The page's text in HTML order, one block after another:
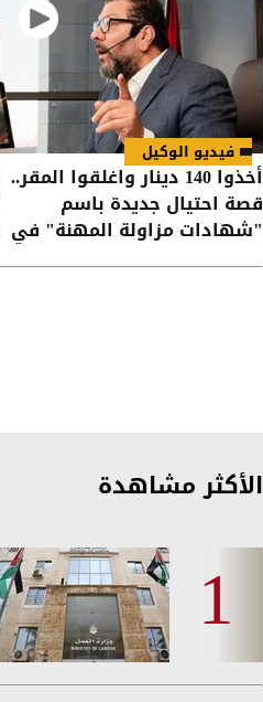
فيديو الوكيل
أخذوا 140 دينار واغلقوا المقر..
قصة احتيال جديدة باسم
"شهادات مزاولة المهنة" في
الأردن
الأكثر مشاهدة